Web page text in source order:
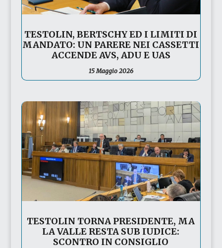
TESTOLIN, BERTSCHY ED I LIMITI DI
MANDATO: UN PARERE NEI CASSETTI
ACCENDE AVS, ADU E UAS
15 Maggio 2026
TESTOLIN TORNA PRESIDENTE, MA
LA VALLE RESTA SUB IUDICE:
SCONTRO IN CONSIGLIO